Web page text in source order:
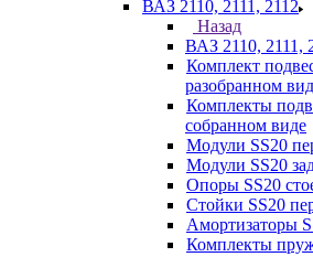
ВАЗ 2110, 2111, 2112
Назад
ВАЗ 2110, 2111,
Комплект
разобранном
Комплекты
собранном виде
Модули SS20
Модули SS20
Опоры SS20
Стойки SS20
Амортизаторы
Комплекты